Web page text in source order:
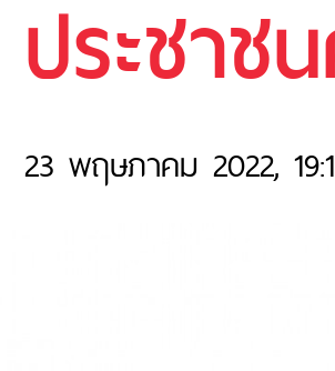
ประชาช
23 พฤษภาคม 2022,